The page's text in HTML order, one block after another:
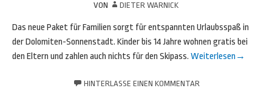
VON DIETER WARNICK
Das neue Paket für Familien sorgt für entspannten Urlaubsspaß in
der Dolomiten-Sonnenstadt. Kinder bis 14 Jahre wohnen gratis bei
den Eltern und zahlen auch nichts für den Skipass. Weiterlesen →
HINTERLASSE EINEN KOMMENTAR